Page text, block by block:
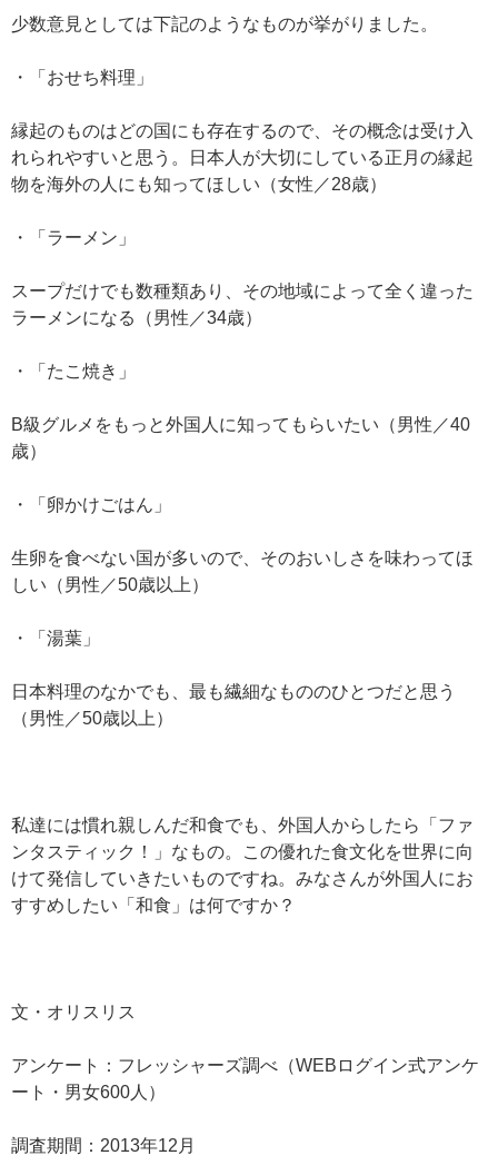
少数意見としては下記のようなものが挙がりました。
・「おせち料理」
縁起のものはどの国にも存在するので、その概念は受け入
れられやすいと思う。日本人が大切にしている正月の縁起
物を海外の人にも知ってほしい（女性／28歳）
・「ラーメン」
スープだけでも数種類あり、その地域によって全く違った
ラーメンになる（男性／34歳）
・「たこ焼き」
B級グルメをもっと外国人に知ってもらいたい（男性／40
歳）
・「卵かけごはん」
生卵を食べない国が多いので、そのおいしさを味わってほ
しい（男性／50歳以上）
・「湯葉」
日本料理のなかでも、最も繊細なもののひとつだと思う
（男性／50歳以上）
私達には慣れ親しんだ和食でも、外国人からしたら「ファ
ンタスティック！」なもの。この優れた食文化を世界に向
けて発信していきたいものですね。みなさんが外国人にお
すすめしたい「和食」は何ですか？
文・オリスリス
アンケート：フレッシャーズ調べ（WEBログイン式アンケ
ート・男女600人）
調査期間：2013年12月